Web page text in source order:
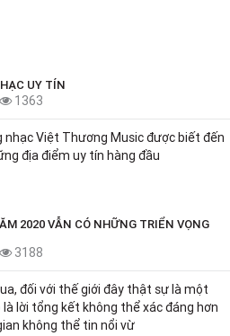
UY TÍN
1363
Việt Thương Music được biết đến
địa điểm uy tín hàng đầu
2020 VẪN CÓ NHỮNG TRIỂN VỌNG
3188
đối với thế giới đây thật sự là một
lời tổng kết không thể xác đáng hơn
không thể tin nổi vừ